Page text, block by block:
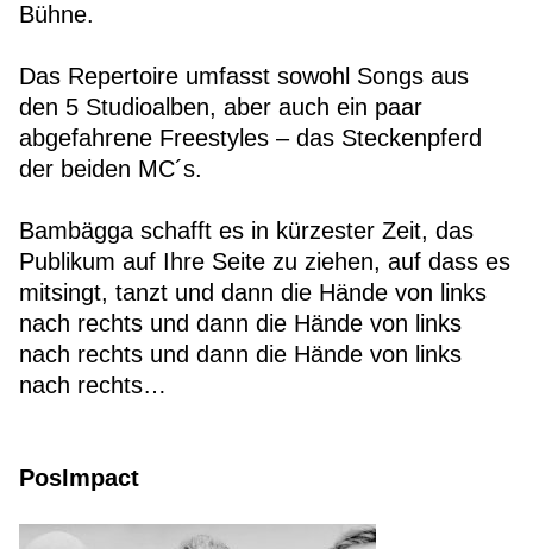
Bühne.
Das Repertoire umfasst sowohl Songs aus
den 5 Studioalben, aber auch ein paar
abgefahrene Freestyles – das Steckenpferd
der beiden MC´s.
Bambägga schafft es in kürzester Zeit, das
Publikum auf Ihre Seite zu ziehen, auf dass es
mitsingt, tanzt und dann die Hände von links
nach rechts und dann die Hände von links
nach rechts und dann die Hände von links
nach rechts…
PosImpact